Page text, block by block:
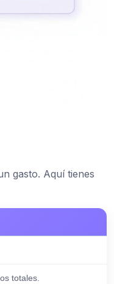
gasto. Aquí tienes
totales.